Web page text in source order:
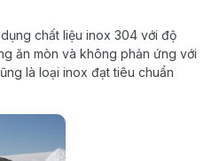
chất liệu inox 304 với độ
ăn mòn và không phản ứng với
là loại inox đạt tiêu chuẩn